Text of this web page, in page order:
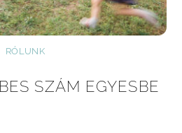
RÓLUNK
SZÁM EGYESBE